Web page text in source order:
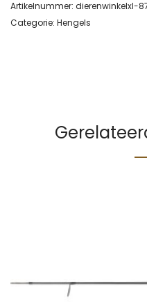
Artikelnummer: dierenwinkelxl-
Categorie: Hengels